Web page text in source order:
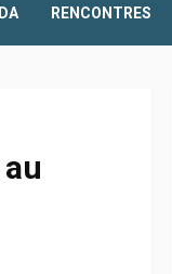
RENCONTRES